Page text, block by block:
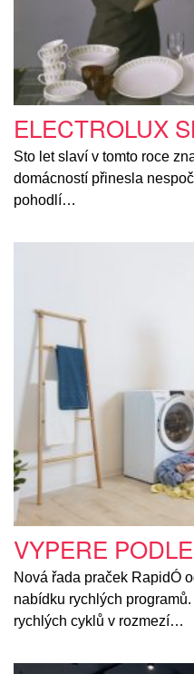
ELECTROLUX
Sto let slaví v tomto roce
domácností přinesla
pohodlí…
VYPERE
Nová řada praček RapidÓ
nabídku rychlých
rychlých cyklů v rozmezí…